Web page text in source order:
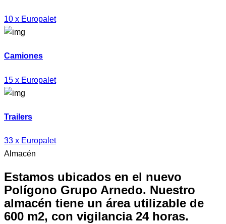
10 x Europalet
Camiones
15 x Europalet
Trailers
33 x Europalet
Almacén
Estamos ubicados en el nuevo
Polígono Grupo Arnedo. Nuestro
almacén tiene un área utilizable de
600 m2, con vigilancia 24 horas.